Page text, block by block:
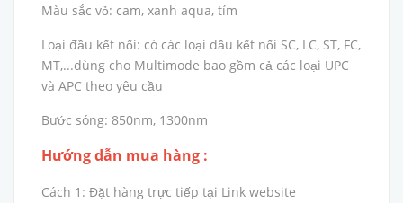
Màu sắc vỏ: cam, xanh aqua, tím
Loại đầu kết nối: có các loại dầu kết nối SC, LC, ST, FC,
MT,...dùng cho Multimode bao gồm cả các loại UPC
và APC theo yêu cầu
Bước sóng: 850nm, 1300nm
Hướng dẫn mua hàng :
Cách 1: Đặt hàng trực tiếp tại Link website